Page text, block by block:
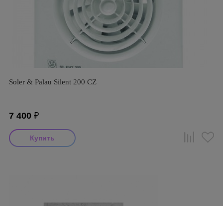
Soler & Palau Silent 200 CZ
7 400 ₽